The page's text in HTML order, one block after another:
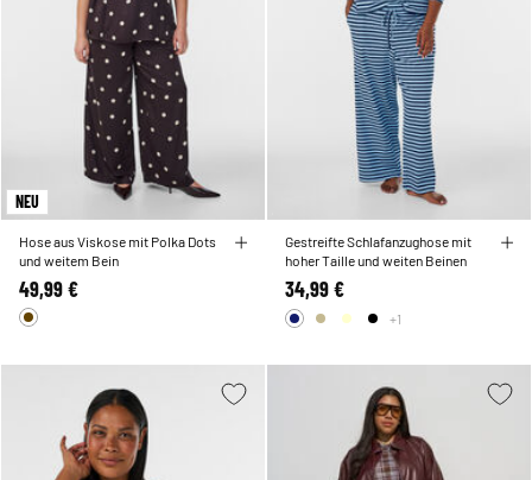
NEU
Hose aus Viskose mit Polka Dots
und weitem Bein
49,99 €
Gestreifte Schlafanzughose mit
hoher Taille und weiten Beinen
34,99 €
+1